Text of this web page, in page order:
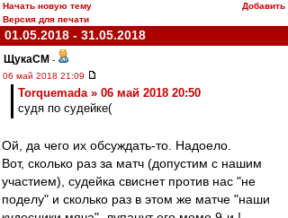
Начать новую тему
Добавить
Версия для печати
01.05.2018 - 31.05.2018
ЩукаСМ -
06 май 2018 21:09
Torquemada » 06 май 2018 20:50
судя по судейке(
Ой, да чего их обсуждать-то. Надоело.
Вот, сколько раз за матч (допустим с нашим
участием), судейка свиснет против нас "не
поделу" и сколько раз в этом же матче "наши